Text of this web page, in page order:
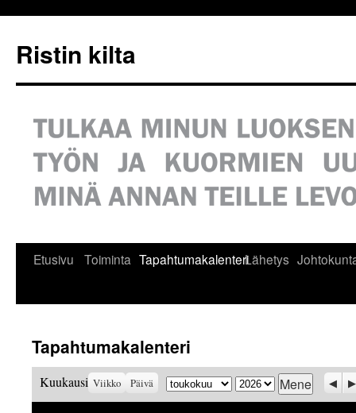
Ristin kilta
Etusivu Toiminta TapahtumakalenteriLähetys
Tapahtumakalenteri
Kuukausi Viikko Päivä Kuukausi Vuosi